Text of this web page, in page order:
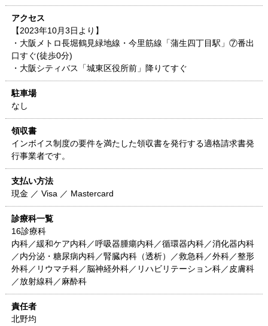
アクセス
【2023年10月3日より】
・大阪メトロ長堀鶴見緑地線・今里筋線「蒲生四丁目駅」⑦番出
口すぐ(徒歩0分)
・大阪シティバス「城東区役所前」降りてすぐ
駐車場
なし
領収書
インボイス制度の要件を満たした領収書を発行する適格請求書発
行事業者です。
支払い方法
現金 ／ Visa ／ Mastercard
診療科一覧
16診療科
内科／緩和ケア内科／呼吸器腫瘍内科／循環器内科／消化器内科
／内分泌・糖尿病内科／腎臓内科（透析）／救急科／外科／整形
外科／リウマチ科／脳神経外科／リハビリテーション科／皮膚科
／放射線科／麻酔科
責任者
北野均